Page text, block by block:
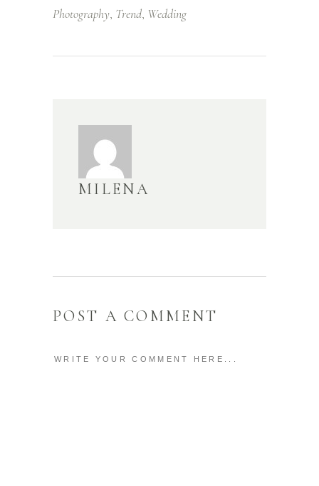
Photography, Trend, Wedding
MILENA
POST A COMMENT